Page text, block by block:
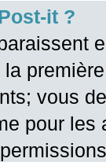
it ?
vous
pour les